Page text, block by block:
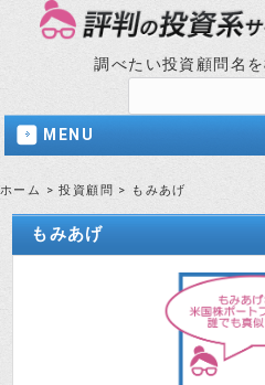
調べたい投資顧問名
MENU
ホーム >投資顧問 > もみあげ
もみあげ